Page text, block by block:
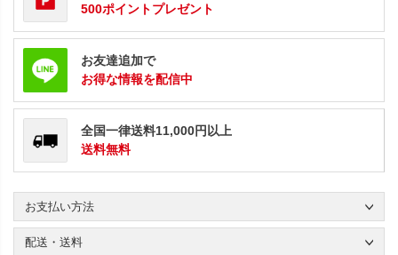
500ポイントプレゼント
お友達追加で
お得な情報を配信中
全国一律送料11,000円以上
送料無料
お支払い方法
配送・送料